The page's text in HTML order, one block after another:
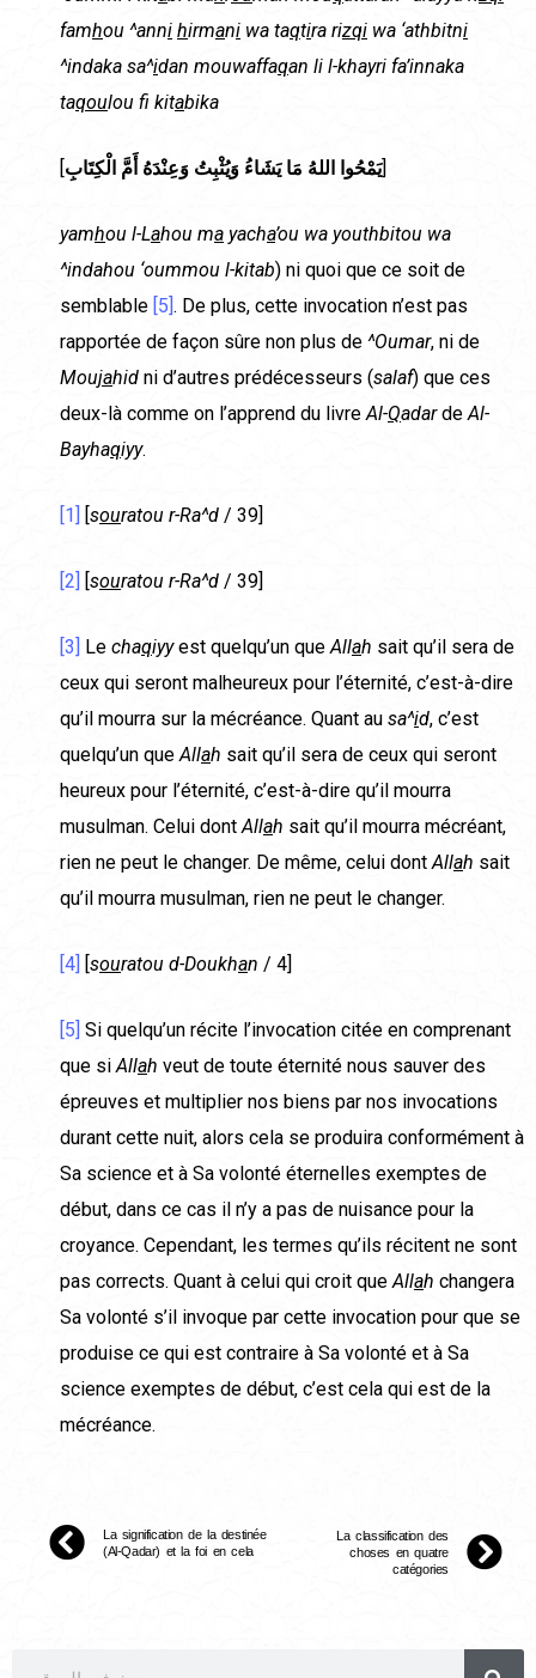
famhou ^anni hirmani wa taqtira rizqi wa ‘athbitni
^indaka sa^idan mouwaffaqan li l-khayri fa’innaka
taqoulou f kitabika
[يَمْحُوا اللهُ مَا يَشَاءُ وَيُثْبِتُ وَعِنْدَهُ أَمَّ الْكِتَابِ]
yamhou l-Lahou ma yacha’ou wa youthbitou wa
^indahou ‘oummou l-kitab) ni quoi que ce soit de
semblable [5]. De plus, cette invocation n’est pas
rapportée de façon sûre non plus de ^Oumar, ni de
Moujahid ni d’autres prédécesseurs (salaf) que ces
deux-là comme on l’apprend du livreAl-QadardeAl-
Bayhaqiyy.
[1] [souratou r-Ra^d / 39]
[2] [souratou r-Ra^d / 39]
[3] Le chaqiyyest quelqu’un queAllah sait qu’il sera de
ceux qui seront malheureux pour l’éternité, c’est-à-dire
qu’il mourra sur la mécréance. Quant au sa^id, c’est
quelqu’un queAllah sait qu’il sera de ceux qui seront
heureux pour l’éternité, c’est-à-dire qu’il mourra
musulman. Celui dontAllah sait qu’il mourra mécréant,
rien ne peut le changer. De même, celui dontAllah sait
qu’il mourra musulman, rien ne peut le changer.
[4] [souratou d-Doukhan / 4]
[5] Si quelqu’un récite l’invocation citée en comprenant
que siAllah veut de toute éternité nous sauver des
épreuves et multiplier nos biens par nos invocations
durant cette nuit, alors cela se produira conformément à
Sa science et à Sa volonté éternelles exemptes de
début, dans ce cas il n’y a pas de nuisance pour la
croyance. Cependant, les termes qu’ils récitent ne sont
pas corrects. Quant à celui qui croit queAllah changera
Sa volonté s’il invoque par cette invocation pour que se
produise ce qui est contraire à Sa volonté et à Sa
science exemptes de début, c’est cela qui est de la
mécréance.
La signification de la destinée
(Al-Qadar) et la foi en cela
La classification des
choses en quatre
catégories